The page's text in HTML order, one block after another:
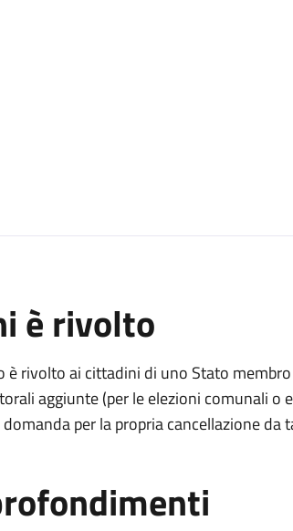
è rivolto
è rivolto ai cittadini di uno Stato
aggiunte (per le elezioni comunali o
per la propria cancellazione da